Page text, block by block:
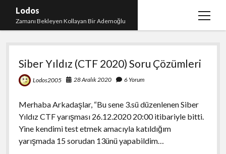
Lodos
Zamanı Bekleyen Kollayan Bir Ademoğlu
menüyü
Teşekkür
test
Lodos
Siber Yıldız (CTF 2020) Soru Çözümleri
Lodos2005 28 Aralık 2020 6 Yorum
Merhaba Arkadaşlar, “Bu sene 3.sü düzenlenen Siber
Yıldız CTF yarışması 26.12.2020 20:00 itibariyle bitti.
Yine kendimi test etmek amacıyla katıldığım
yarışmada 15 sorudan 13ünü yapabildim…